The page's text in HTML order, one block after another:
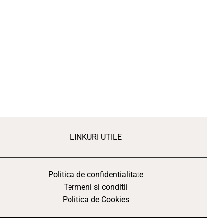
LINKURI UTILE
Politica de confidentialitate
Termeni si conditii
Politica de Cookies